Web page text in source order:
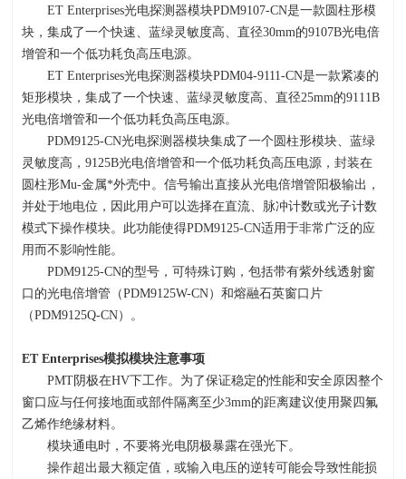
ET Enterprises光电探测器模块PDM9107-CN是一款圆柱形模
块，集成了一个快速、蓝绿灵敏度高、直径30mm的9107B光电倍
增管和一个低功耗负高压电源。
ET Enterprises光电探测器模块PDM04-9111-CN是一款紧凑的
矩形模块，集成了一个快速、蓝绿灵敏度高、直径25mm的9111B
光电倍增管和一个低功耗负高压电源。
PDM9125-CN光电探测器模块集成了一个圆柱形模块、蓝绿
灵敏度高，9125B光电倍增管和一个低功耗负高压电源，封装在
圆柱形Mu-金属*外壳中。信号输出直接从光电倍增管阳极输出，
并处于地电位，因此用户可以选择在直流、脉冲计数或光子计数
模式下操作模块。此功能使得PDM9125-CN适用于非常广泛的应
用而不影响性能。
PDM9125-CN的型号，可特殊订购，包括带有紫外线透射窗
口的光电倍增管（PDM9125W-CN）和熔融石英窗口片
（PDM9125Q-CN）。
ET Enterprises模拟模块注意事项
PMT阴极在HV下工作。为了保证稳定的性能和安全原因整个
窗口应与任何接地面或部件隔离至少3mm的距离建议使用聚四氟
乙烯作绝缘材料。
模块通电时，不要将光电阴极暴露在强光下。
操作超出最大额定值，或输入电压的逆转可能会导致性能损